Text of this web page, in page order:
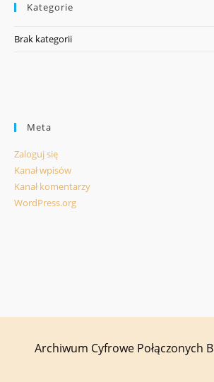
Kategorie
Brak kategorii
Meta
Zaloguj się
Kanał wpisów
Kanał komentarzy
WordPress.org
Archiwum Cyfrowe